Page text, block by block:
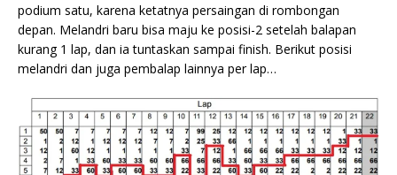
podium satu, karena ketatnya persaingan di rombongan
depan. Melandri baru bisa maju ke posisi-2 setelah balapan
kurang 1 lap, dan ia tuntaskan sampai finish. Berikut posisi
melandri dan juga pembalap lainnya per lap…